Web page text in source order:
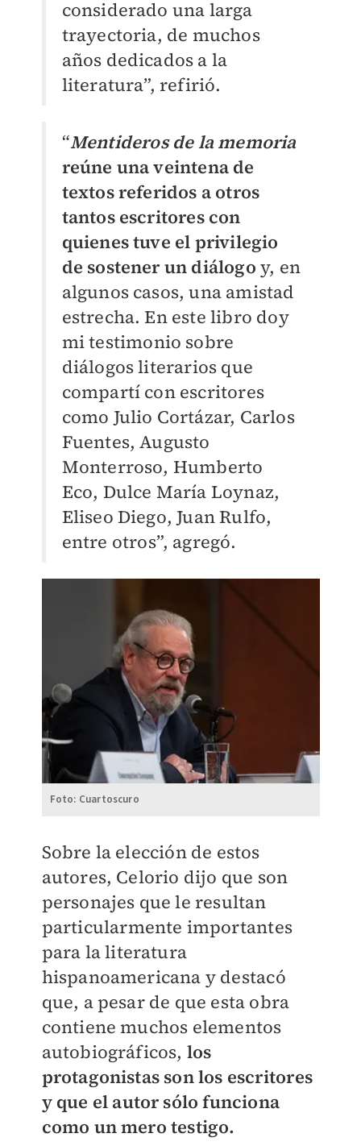
considerado una larga
trayectoria, de muchos
años dedicados a la
literatura”, refirió.
“Mentideros de la memoria
reúne una veintena de
textos referidos a otros
tantos escritores con
quienes tuve el privilegio
de sostener un diálogo y, en
algunos casos, una amistad
estrecha. En este libro doy
mi testimonio sobre
diálogos literarios que
compartí con escritores
como Julio Cortázar, Carlos
Fuentes, Augusto
Monterroso, Humberto
Eco, Dulce María Loynaz,
Eliseo Diego, Juan Rulfo,
entre otros”, agregó.
Foto: Cuartoscuro
Sobre la elección de estos
autores, Celorio dijo que son
personajes que le resultan
particularmente importantes
para la literatura
hispanoamericana y destacó
que, a pesar de que esta obra
contiene muchos elementos
autobiográficos, los
protagonistas son los escritores
y que el autor sólo funciona
como un mero testigo.